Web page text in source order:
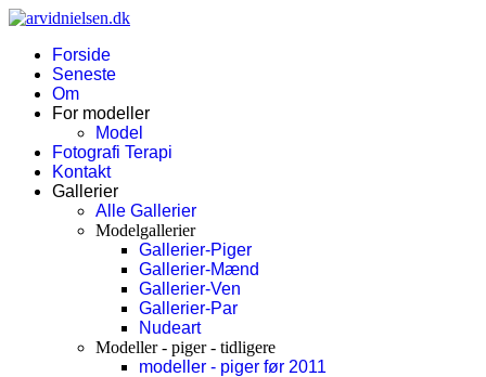
Forside
Seneste
Om
For modeller
Model
Fotografi Terapi
Kontakt
Gallerier
Alle Gallerier
Modelgallerier
Gallerier-Piger
Gallerier-Mænd
Gallerier-Ven
Gallerier-Par
Nudeart
Modeller - piger - tidligere
modeller - piger før 2011